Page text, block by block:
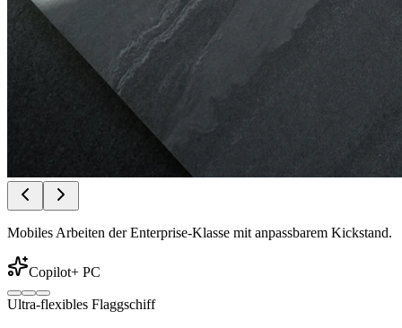
Mobiles Arbeiten der Enterprise-Klasse mit anpassbarem Kickstand.
Copilot+ PC
Ultra-flexibles Flaggschiff